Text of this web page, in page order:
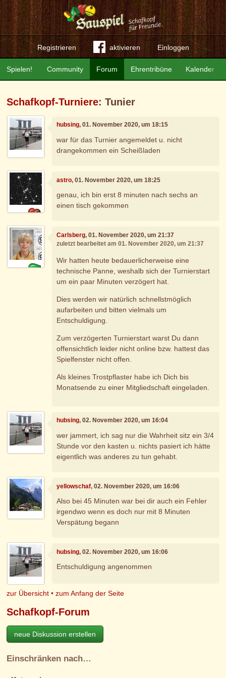
Registrieren aktivieren Einloggen
Community Forum Ehrentribüne Kalender
Spielen!
Schafkopf-Turniere: Tunier
hubsing, 01. November 2020, um 18:15
war für das Turnier angemeldet u. nicht
drangekommen ein Scheißladen
astro, 01. November 2020, um 18:25
genau, ich bin erst 8 minuten nach sechs an
einen tisch gekommen
Carlsberg, 01. November 2020, um 21:37
zuletzt bearbeitet am 01. November 2020, um 21:37
Wir hatten heute bedauerlicherweise eine
technische Panne, weshalb sich der Turnierstart
um ein paar Minuten verzögert hat.
Dies werden wir natürlich schnellstmöglich
aufarbeiten und bitten vielmals um
Entschuldigung.
Zum verzögerten Turnierstart warst Du dann
offensichtlich leider nicht online bzw. hattest das
Spielfenster nicht offen.
Als kleines Trostpflaster habe ich Dich bis
Monatsende zu einer Mitgliedschaft eingeladen.
hubsing, 02. November 2020, um 16:04
wer jammert, ich sag nur die Wahrheit sitz ein 3/4
Stunde vor den kasten u. nichts pasiert ich hätte
eigentlich was anderes zu tun gehabt.
yellowschaf, 02. November 2020, um 16:06
Also bei 45 Minuten war bei dir auch ein Fehler
irgendwo wenn es doch nur mit 8 Minuten
Verspätung begann
hubsing, 02. November 2020, um 16:06
Entschuldigung angenommen
zur Übersicht •zum Anfang der Seite
Schafkopf-Forum
neue Diskussion erstellen
Einschränken nach…